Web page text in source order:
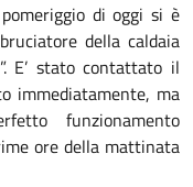
di oggi si è
della caldaia
E’ stato contattato il
immediatamente, ma
funzionamento
ore della mattinata